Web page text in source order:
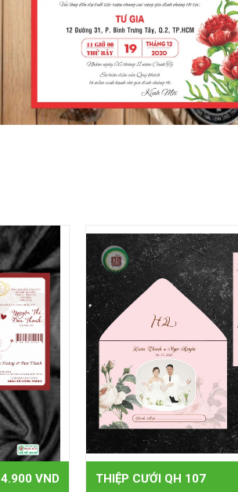
4.900 VND THIỆP CƯỚI QH 107